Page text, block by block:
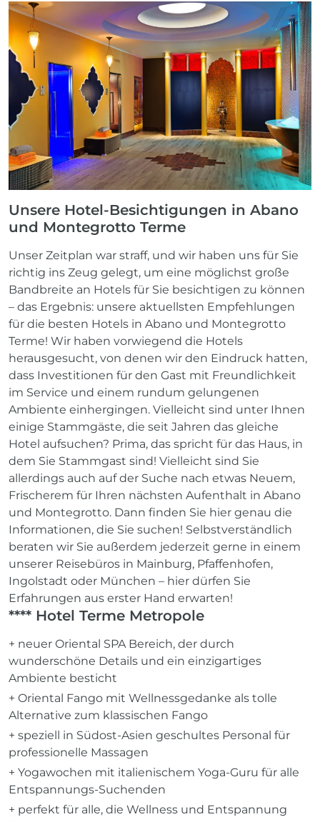
Unsere Hotel-Besichtigungen in Abano
und Montegrotto Terme
Unser Zeitplan war straff, und wir haben uns für Sie
richtig ins Zeug gelegt, um eine möglichst große
Bandbreite an Hotels für Sie besichtigen zu können
– das Ergebnis: unsere aktuellsten Empfehlungen
für die besten Hotels in Abano und Montegrotto
Terme! Wir haben vorwiegend die Hotels
herausgesucht, von denen wir den Eindruck hatten,
dass Investitionen für den Gast mit Freundlichkeit
im Service und einem rundum gelungenen
Ambiente einhergingen. Vielleicht sind unter Ihnen
einige Stammgäste, die seit Jahren das gleiche
Hotel aufsuchen? Prima, das spricht für das Haus, in
dem Sie Stammgast sind! Vielleicht sind Sie
allerdings auch auf der Suche nach etwas Neuem,
Frischerem für Ihren nächsten Aufenthalt in Abano
und Montegrotto. Dann finden Sie hier genau die
Informationen, die Sie suchen! Selbstverständlich
beraten wir Sie außerdem jederzeit gerne in einem
unserer Reisebüros in Mainburg, Pfaffenhofen,
Ingolstadt oder München – hier dürfen Sie
Erfahrungen aus erster Hand erwarten!
**** Hotel Terme Metropole
+ neuer Oriental SPA Bereich, der durch
wunderschöne Details und ein einzigartiges
Ambiente besticht
+ Oriental Fango mit Wellnessgedanke als tolle
Alternative zum klassischen Fango
+ speziell in Südost-Asien geschultes Personal für
professionelle Massagen
+ Yogawochen mit italienischem Yoga-Guru für alle
Entspannungs-Suchenden
+ perfekt für alle, die Wellness und Entspannung